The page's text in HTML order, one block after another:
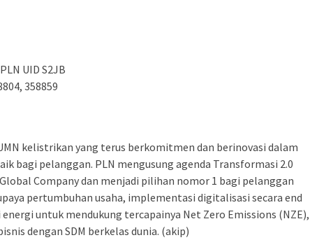
UID S2JB
358859
kelistrikan yang terus berkomitmen dan berinovasi dalam
bagi pelanggan. PLN mengusung agenda Transformasi 2.0
Company dan menjadi pilihan nomor 1 bagi pelanggan
pertumbuhan usaha, implementasi digitalisasi secara end
untuk mendukung tercapainya Net Zero Emissions (NZE),
dengan SDM berkelas dunia. (akip)